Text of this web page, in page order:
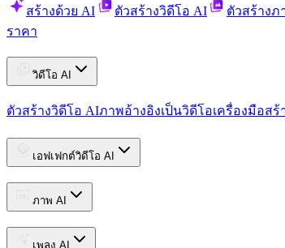
สร้างด้วย AI ตัวสร้างวิดีโอ AI
ตัวสร้างภ
ราคา
วิดีโอ AI
ตัวสร้างวิดีโอ AIภาพอ้างอิงเป็นวิดีโอเครื่องมือสร้
เอฟเฟกต์วิดีโอ AI
ภาพ AI
เพลง AI